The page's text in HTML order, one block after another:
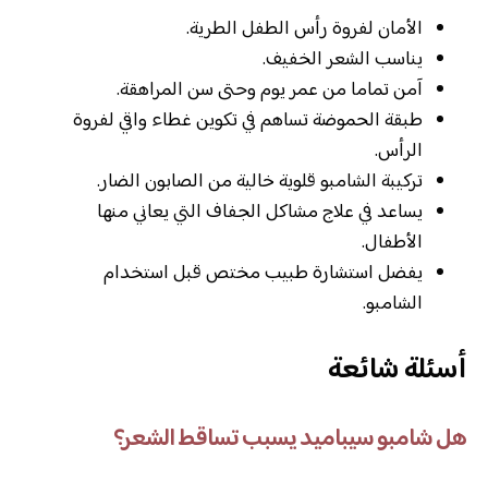
الأمان لفروة رأس الطفل الطرية.
يناسب الشعر الخفيف.
آمن تماما من عمر يوم وحتى سن المراهقة.
طبقة الحموضة تساهم في تكوين غطاء واقي لفروة
الرأس.
تركيبة الشامبو قلوية خالية من الصابون الضار.
يساعد في علاج مشاكل الجفاف التي يعاني منها
الأطفال.
يفضل استشارة طبيب مختص قبل استخدام
الشامبو.
أسئلة شائعة
هل شامبو سيباميد يسبب تساقط الشعر؟